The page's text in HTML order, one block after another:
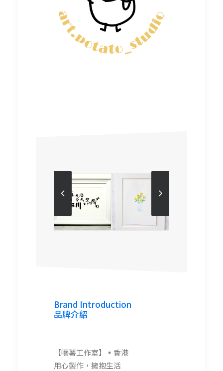
art.potato_studio
art.potato_studio
Brand Introduction
品牌介紹
【囈薯工作室】▪︎香港
用心製作，擁抱生活